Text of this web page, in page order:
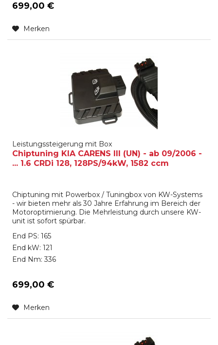
699,00 €
Merken
Leistungssteigerung mit Box
Chiptuning KIA CARENS III (UN) - ab 09/2006 -
... 1.6 CRDi 128, 128PS/94kW, 1582 ccm
Chiptuning mit Powerbox / Tuningbox von KW-Systems
- wir bieten mehr als 30 Jahre Erfahrung im Bereich der
Motoroptimierung. Die Mehrleistung durch unsere KW-
unit ist sofort spürbar.
End PS: 165
End kW: 121
End Nm: 336
699,00 €
Merken